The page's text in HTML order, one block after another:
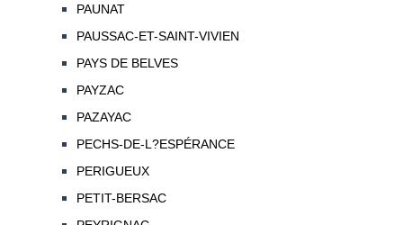
PAUNAT
PAUSSAC-ET-SAINT-VIVIEN
PAYS DE BELVES
PAYZAC
PAZAYAC
PECHS-DE-L?ESPÉRANCE
PERIGUEUX
PETIT-BERSAC